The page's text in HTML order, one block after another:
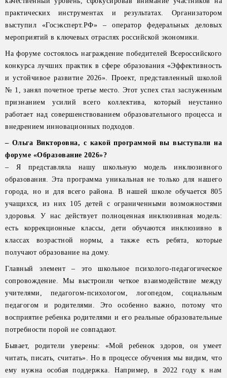
практических инструментах и результатах. Организатором
выступил «Госэксперт.РФ» – оператор федеральных деловых
мероприятий в ключевых отраслях российской экономики.
На форуме состоялось награждение победителей Всероссийского
конкурса лучших практик в сфере образования «Эффективность
и устойчивое развитие 2026». Проект, представленный школой
№ 1, занял почетное третье место. Этот успех стал заслуженным
признанием усилий всего коллектива, который неустанно
работает над совершенствованием образовательного процесса и
внедрением инновационных подходов.
– Ольга Викторовна, с какой программой вы выступали на
форуме «Образование 2026»?
– Я представляла нашу школьную модель инклюзивного
образования. Эта программа уникальная не только для нашего
города, но и для всего района. В нашей школе обучается 805
учащихся, из них 105 детей с ограниченными возможностями
здоровья. У нас действует полноценная инклюзивная модель:
есть коррекционные классы, дети обучаются инклюзивно в
классах возрастной нормы, а также есть ребята, которые
получают образование на дому.
Главный элемент – это школьное психолого-педагогическое
сопровождение. Мы выстроили четкое взаимодействие между
учителями, педагогом-психологом, логопедом, социальным
педагогом и родителями. Это особенно важно, потому что
восприятие ребенка родителями и его реальные образовательные
потребности порой не совпадают.
Бывает, родители уверены: «Мой ребенок здоров, он умеет
читать, писать, считать». Но в процессе обучения мы видим, что
ему нужна особая поддержка. Например, в 2022 году к нам